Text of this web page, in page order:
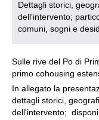
Dettagli storici,
dell'intervento;
comuni, sogni e
Sulle rive del Po di
primo cohousing
In allegato la
dettagli storici,
dell'intervento;